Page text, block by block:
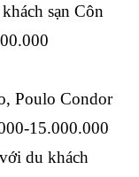
sạn Côn
Poulo Condor
15.000.000
du khách